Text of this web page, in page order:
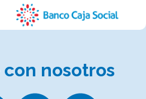
con nosotros